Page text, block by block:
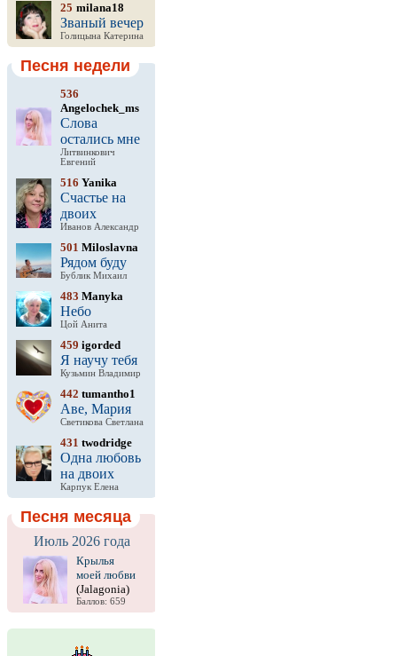
25 milana18
Званый вечер
Голицына Катерина
Песня недели
536
Angelochek_ms
Слова
остались мне
Литвинкович
Евгений
516 Yanika
Счастье на
двоих
Иванов Александр
501 Miloslavna
Рядом буду
Бублик Михаил
483 Manyka
Небо
Цой Анита
459 igorded
Я научу тебя
Кузьмин Владимир
442 tumantho1
Аве, Мария
Светикова Светлана
431 twodridge
Одна любовь
на двоих
Карпук Елена
Песня месяца
Июль 2026 года
Крылья
моей любви
(Jalagonia)
Баллов: 659